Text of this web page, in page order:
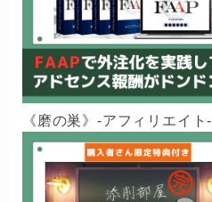
《磨の巣》-アフィリエイト-